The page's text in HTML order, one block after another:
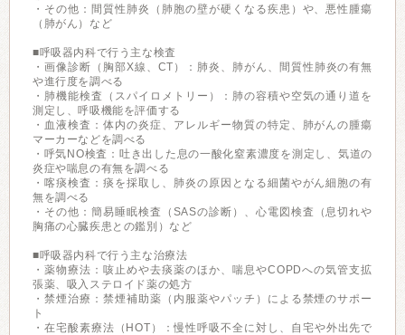
・その他：間質性肺炎（肺胞の壁が硬くなる疾患）や、悪性腫瘍
（肺がん）など
■呼吸器内科で行う主な検査
・画像診断（胸部X線、CT）：肺炎、肺がん、間質性肺炎の有無
や進行度を調べる
・肺機能検査（スパイロメトリー）：肺の容積や空気の通り道を
測定し、呼吸機能を評価する
・血液検査：体内の炎症、アレルギー物質の特定、肺がんの腫瘍
マーカーなどを調べる
・呼気NO検査：吐き出した息の一酸化窒素濃度を測定し、気道の
炎症や喘息の有無を調べる
・喀痰検査：痰を採取し、肺炎の原因となる細菌やがん細胞の有
無を調べる
・その他：簡易睡眠検査（SASの診断）、心電図検査（息切れや
胸痛の心臓疾患との鑑別）など
■呼吸器内科で行う主な治療法
・薬物療法：咳止めや去痰薬のほか、喘息やCOPDへの気管支拡
張薬、吸入ステロイド薬の処方
・禁煙治療：禁煙補助薬（内服薬やパッチ）による禁煙のサポー
ト
・在宅酸素療法（HOT）：慢性呼吸不全に対し、自宅や外出先で